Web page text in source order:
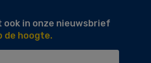
in onze nieuwsbrief
de hoogte.